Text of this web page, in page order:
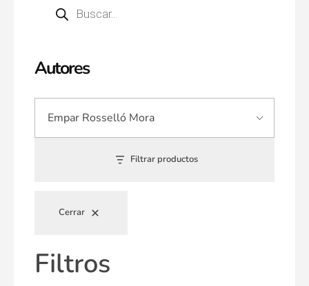
Autores
Filtrar productos
Cerrar
Filtros